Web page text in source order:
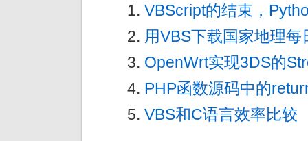
VBScript的结束，
用VBS下载国家地理每
OpenWrt实现3DS的
PHP函数源码中的
VBS和C语言效率比较